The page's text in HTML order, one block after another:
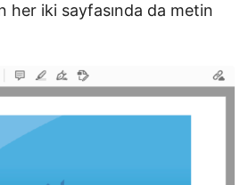
her iki sayfasında da metin